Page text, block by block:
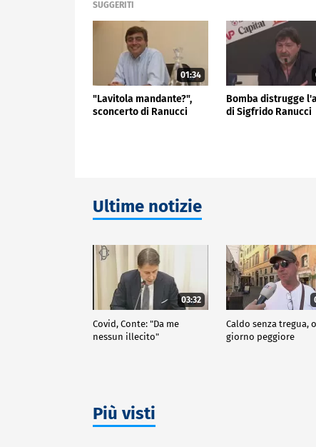
SUGGERITI
01:34
"Lavitola mandante?",
sconcerto di Ranucci
Bomba distrugge
di Sigfrido Ranucci
Ultime notizie
03:32
Covid, Conte: "Da me
nessun illecito"
Caldo senza tregua,
giorno peggiore
Più visti